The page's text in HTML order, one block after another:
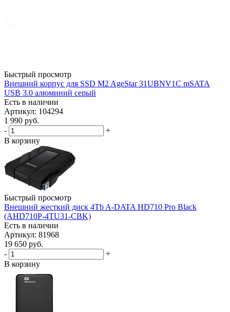
Быстрый просмотр
Внешний корпус для SSD M2 AgeStar 31UBNV1C mSATA
USB 3.0 алюминий серый
Есть в наличии
Артикул: 104294
1 990 руб.
-
+
В корзину
Быстрый просмотр
Внешний жесткий диск 4Tb A-DATA HD710 Pro Black
(AHD710P-4TU31-CBK)
Есть в наличии
Артикул: 81968
19 650 руб.
-
+
В корзину